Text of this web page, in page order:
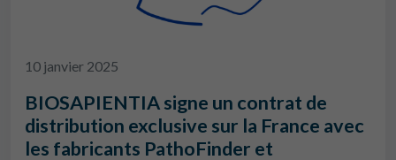
10 janvier 2025
BIOSAPIENTIA signe un contrat de
distribution exclusive sur la France avec
les fabricants PathoFinder et